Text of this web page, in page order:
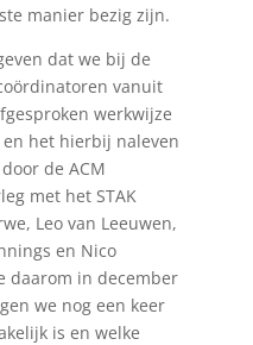
manier bezig zijn.
dat we bij de
vanuit
werkwijze
het hierbij naleven
de ACM
met het STAK
Leo van Leeuwen,
en Nico
daarom in december
we nog een keer
is en welke